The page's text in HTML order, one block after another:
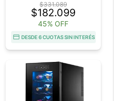
$331.089
$182.099
45% OFF
DESDE 6 CUOTAS SIN INTERÉS